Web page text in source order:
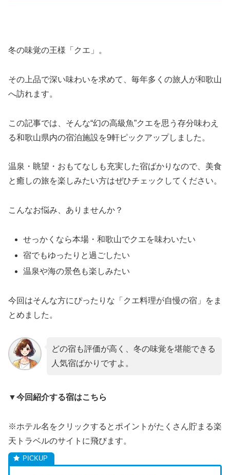
冬の味覚の王様「クエ」。
その上品で深い味わいを求めて、毎年多くの旅人が和歌山
へ訪れます。
この記事では、そんな“幻の高級魚”クエを思う存分味わえ
る和歌山県内の宿泊施設を9軒ピックアップしました。
温泉・眺望・おもてなしも充実した宿ばかりなので、美食
と癒しの旅を楽しみたい方はぜひチェックしてください。
こんなお悩み、ありませんか？
せっかくなら本場・和歌山でクエを味わいたい
宿でもゆったりと過ごしたい
温泉や海の景色も楽しみたい
今回はそんな方にぴったりな「クエ料理が自慢の宿」をま
とめました。
どの宿も評価が高く、冬の味覚を堪能できる
人気宿ばかりですよ。
▼今回紹介する宿はこちら
※ホテル名をクリックするとポイントがたくさん貯まる楽
天トラベルのサイトに飛びます。